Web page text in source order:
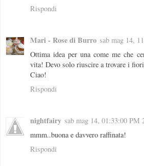
Rispondi
Mari - Rose di Burro sab mag 14,
Ottima idea per una come me che
vita! Devo solo riuscire a trovare i
Ciao!
Rispondi
nightfairy sab mag 14, 01:33:00 PM
mmm..buona e davvero raffinata!
Rispondi